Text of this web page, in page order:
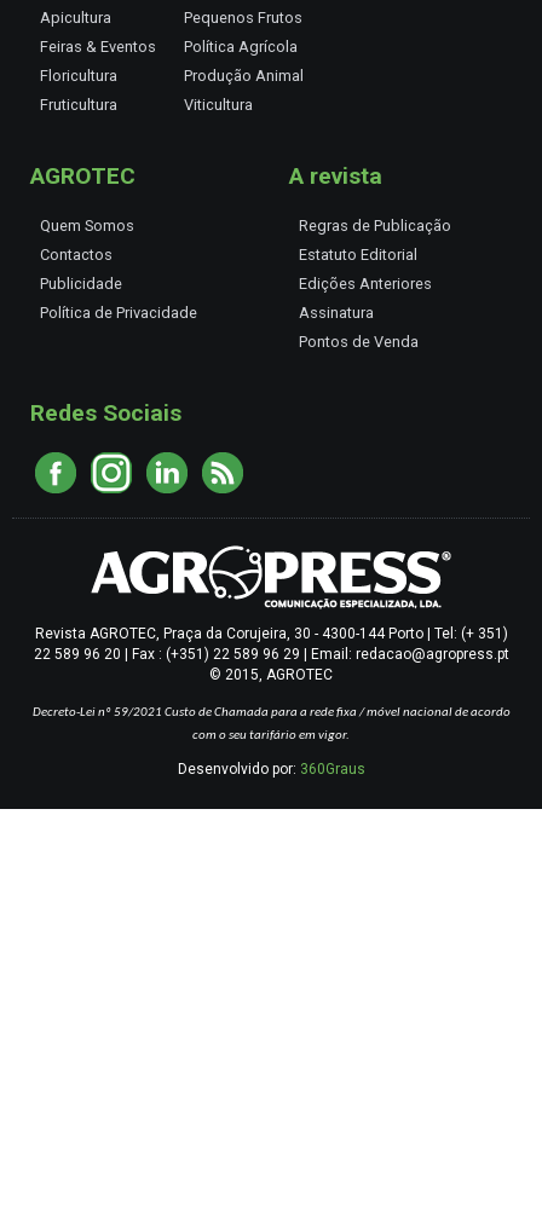
Apicultura
Feiras & Eventos
Floricultura
Fruticultura
Pequenos Frutos
Política Agrícola
Produção Animal
Viticultura
AGROTEC
Quem Somos
Contactos
Publicidade
Política de Privacidade
A revista
Regras de Publicação
Estatuto Editorial
Edições Anteriores
Assinatura
Pontos de Venda
Redes Sociais
Revista AGROTEC, Praça da Corujeira, 30 - 4300-144 Porto | Tel: (+ 351)
22 589 96 20 | Fax : (+351) 22 589 96 29 | Email: redacao@agropress.pt
© 2015, AGROTEC
Decreto-Lei nº 59/2021 Custo de Chamada para a rede fixa / móvel nacional de acordo
com o seu tarifário em vigor.
Desenvolvido por: 360Graus